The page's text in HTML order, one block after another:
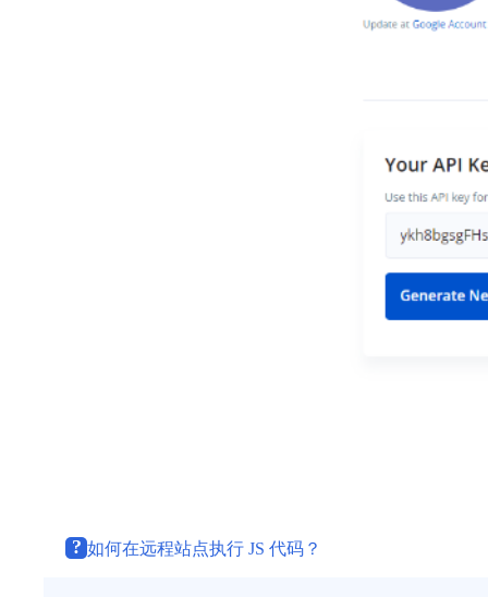
? 如何在远程站点执行 JS 代码？